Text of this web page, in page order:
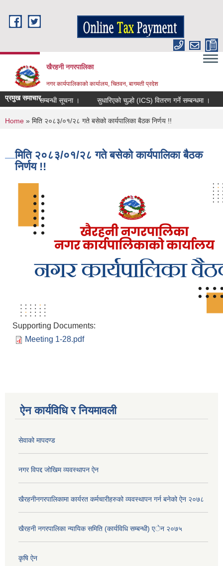
खैरहनी नगरपालिका
नगर कार्यपालिकाको कार्यालय, चितवन, बागमती प्रदेश
प्रमुख समाचार
सूचिकृत हुने सम्बन्धी सूचना । सुधारिएको चुल्हो (ICS) वितरण गर्ने सम्बन्धमा ।
You are here
Home » मिति २०८३/०१/२८ गते बसेको कार्यपालिका बैठक निर्णय !!
मिति २०८३/०१/२८ गते बसेको कार्यपालिका बैठक
निर्णय !!
Supporting Documents:
Meeting 1-28.pdf
ऐन कार्यविधि र नियमावली
सेवाको मापदण्ड
नगर विपद्द जोखिम व्यवस्थापन ऐन
खैरहनीनगरपालिकामा कार्यरत कर्मचारीहरुको व्यवस्थापन गर्न बनेको ऐन २०७८
खैरहनी नगरपालिका न्यायिक समिति (कार्यविधि सम्बन्धी) एेन २०७५
कृषि ऐन